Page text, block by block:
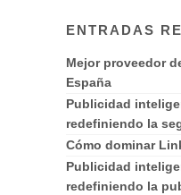
ENTRADAS
Mejor proveedor
España
Publicidad
redefiniendo la
Cómo dominar
Publicidad
redefiniendo la